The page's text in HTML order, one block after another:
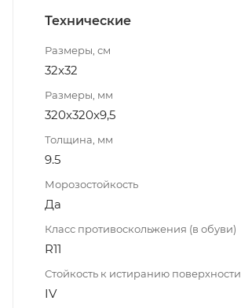
Технические
Размеры, см
32x32
Размеры, мм
320x320x9,5
Толщина, мм
9.5
Морозостойкость
Да
Класс противоскольжения (в обуви)
R11
Стойкость к истиранию поверхности
IV